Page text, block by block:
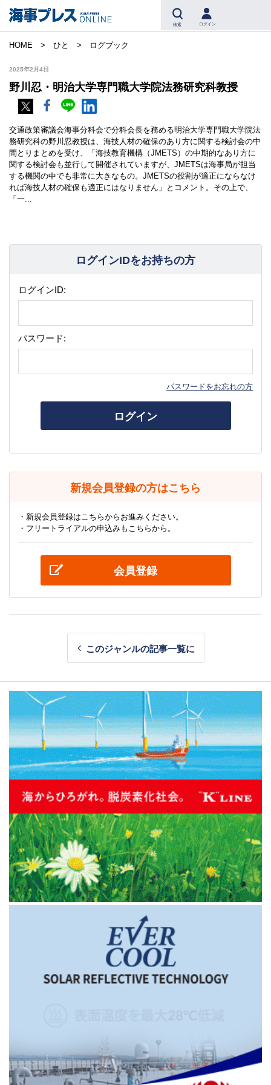
検索 ログイン
HOME ひと ログブック
2025年2月4日
野川忍・明治大学専門職大学院法務研究科教授
交通政策審議会海事分科会で分科会長を務める明治大学専門職大学院法
務研究科の野川忍教授は、海技人材の確保のあり方に関する検討会の中
間とりまとめを受け、「海技教育機構（JMETS）の中期的なあり方に
関する検討会も並行して開催されていますが、JMETSは海事局が担当
する機関の中でも非常に大きなもの。JMETSの役割が適正にならなけ
れば海技人材の確保も適正にはなりません」とコメント。その上で、
「一...
ログインIDをお持ちの方
ログインID:
パスワード:
パスワードをお忘れの方
ログイン
新規会員登録の方はこちら
・新規会員登録はこちらからお進みください。
・フリートライアルの申込みもこちらから。
会員登録
このジャンルの記事一覧に